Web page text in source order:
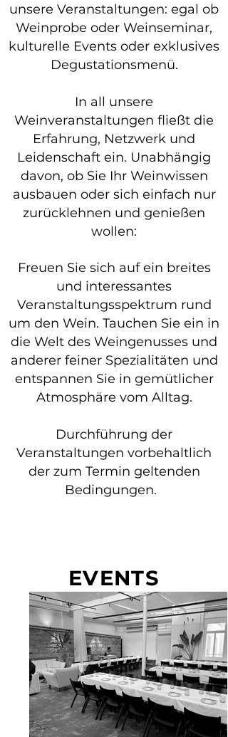
unsere Veranstaltungen: egal ob
Weinprobe oder Weinseminar,
kulturelle Events oder exklusives
Degustationsmenü.
In all unsere
Weinveranstaltungen fließt die
Erfahrung, Netzwerk und
Leidenschaft ein. Unabhängig
davon, ob Sie Ihr Weinwissen
ausbauen oder sich einfach nur
zurücklehnen und genießen
wollen:
Freuen Sie sich auf ein breites
und interessantes
Veranstaltungsspektrum rund
um den Wein. Tauchen Sie ein in
die Welt des Weingenusses und
anderer feiner Spezialitäten und
entspannen Sie in gemütlicher
Atmosphäre vom Alltag.
Durchführung der
Veranstaltungen vorbehaltlich
der zum Termin geltenden
Bedingungen.
EVENTS